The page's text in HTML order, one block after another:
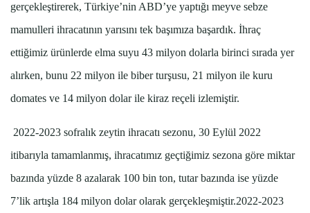
gerçekleştirerek, Türkiye’nin ABD’ye yaptığı meyve sebze
mamulleri ihracatının yarısını tek başımıza başardık. İhraç
ettiğimiz ürünlerde elma suyu 43 milyon dolarla birinci sırada yer
alırken, bunu 22 milyon ile biber turşusu, 21 milyon ile kuru
domates ve 14 milyon dolar ile kiraz reçeli izlemiştir.
2022-2023 sofralık zeytin ihracatı sezonu, 30 Eylül 2022
itibarıyla tamamlanmış, ihracatımız geçtiğimiz sezona göre miktar
bazında yüzde 8 azalarak 100 bin ton, tutar bazında ise yüzde
7’lik artışla 184 milyon dolar olarak gerçekleşmiştir.2022-2023